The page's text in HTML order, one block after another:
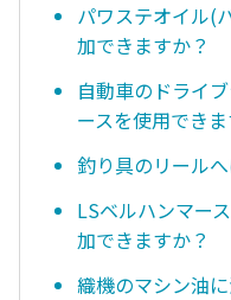
パワステオイル(
加できますか？
自動車のドライ
ースを使用できま
釣り具のリール
LSベルハンマー
加できますか？
織機のマシン油